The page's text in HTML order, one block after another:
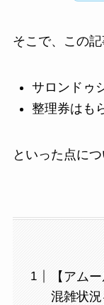
そこで、この
サロンドゥ
整理券はも
といった点につ
【アム
混雑状況